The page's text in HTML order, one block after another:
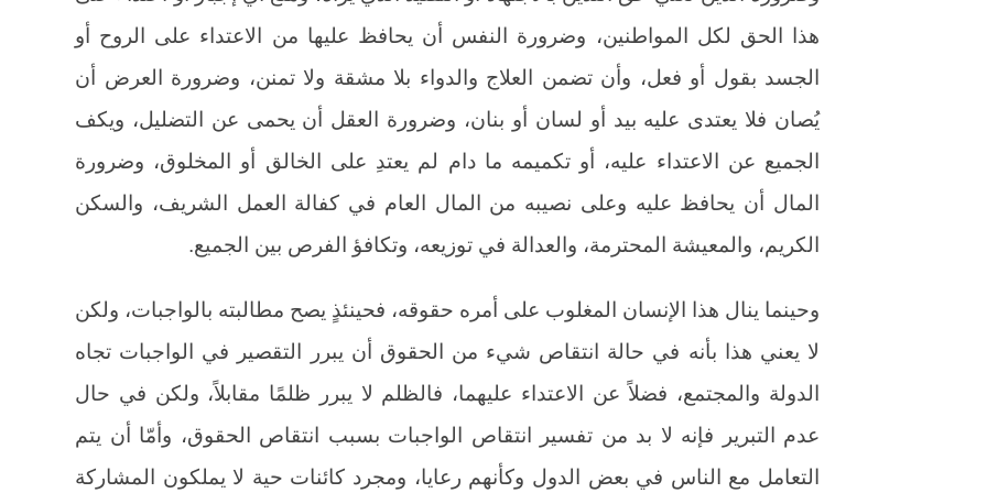
هذا الحق لكل المواطنين، وضرورة النفس أن يحافظ عليها من الاعتداء على الروح أو
الجسد بقول أو فعل، وأن تضمن العلاج والدواء بلا مشقة ولا تمنن، وضرورة العرض أن
يُصان فلا يعتدى عليه بيد أو لسان أو بنان، وضرورة العقل أن يحمى عن التضليل، ويكف
الجميع عن الاعتداء عليه، أو تكميمه ما دام لم يعتدِ على الخالق أو المخلوق، وضرورة
المال أن يحافظ عليه وعلى نصيبه من المال العام في كفالة العمل الشريف، والسكن
الكريم، والمعيشة المحترمة، والعدالة في توزيعه، وتكافؤ الفرص بين الجميع.
وحينما ينال هذا الإنسان المغلوب على أمره حقوقه، فحينئذٍ يصح مطالبته بالواجبات، ولكن
لا يعني هذا بأنه في حالة انتقاص شيء من الحقوق أن يبرر التقصير في الواجبات تجاه
الدولة والمجتمع، فضلاً عن الاعتداء عليهما، فالظلم لا يبرر ظلمًا مقابلاً، ولكن في حال
عدم التبرير فإنه لا بد من تفسير انتقاص الواجبات بسبب انتقاص الحقوق، وأمّا أن يتم
التعامل مع الناس في بعض الدول وكأنهم رعايا، ومجرد كائنات حية لا يملكون المشاركة